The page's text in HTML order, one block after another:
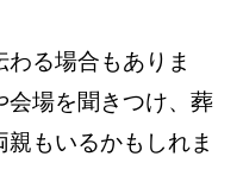
る場合もありま
会場を聞きつけ、葬
もいるかもしれま